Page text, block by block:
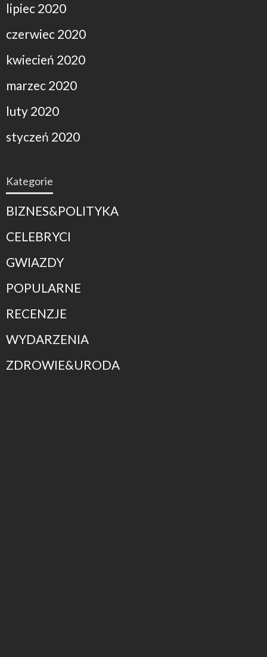
lipiec 2020
czerwiec 2020
kwiecień 2020
marzec 2020
luty 2020
styczeń 2020
Kategorie
BIZNES&POLITYKA
CELEBRYCI
GWIAZDY
POPULARNE
RECENZJE
WYDARZENIA
ZDROWIE&URODA